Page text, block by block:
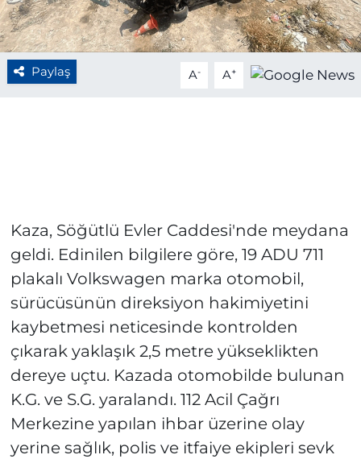
Paylaş A- A+
Kaza, Söğütlü Evler Caddesi'nde meydana
geldi. Edinilen bilgilere göre, 19 ADU 711
plakalı Volkswagen marka otomobil,
sürücüsünün direksiyon hakimiyetini
kaybetmesi neticesinde kontrolden
çıkarak yaklaşık 2,5 metre yükseklikten
dereye uçtu. Kazada otomobilde bulunan
K.G. ve S.G. yaralandı. 112 Acil Çağrı
Merkezine yapılan ihbar üzerine olay
yerine sağlık, polis ve itfaiye ekipleri sevk
GÜNCEL
RESMİ İLAN